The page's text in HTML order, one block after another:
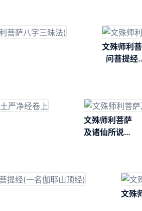
文殊师利
问菩提经
文殊师利菩萨
及诸仙所说吉
文殊